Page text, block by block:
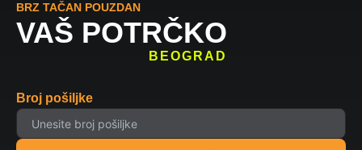
BRZ TAČAN POUZDAN
VAŠ POTRČKO
BEOGRAD
Broj pošiljke